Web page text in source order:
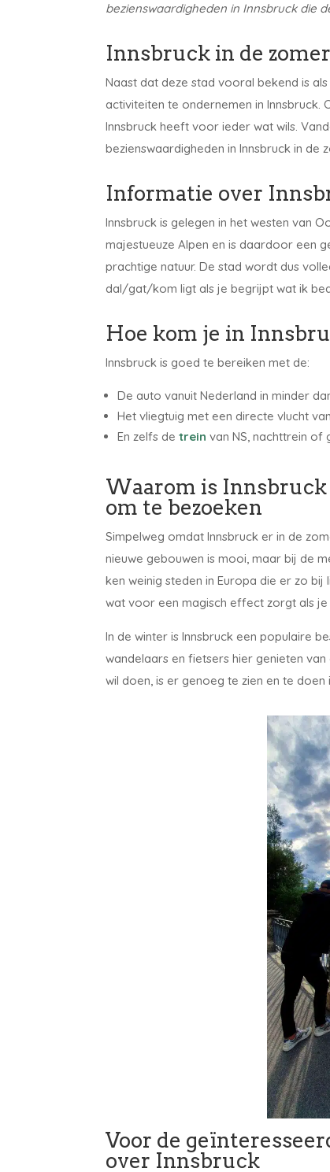
bezienswaardigheden in Innsbruck die
Innsbruck in de zomer
Naast dat deze stad vooral bekend is
activiteiten te ondernemen in Innsbruck.
Innsbruck heeft voor ieder wat wils.
bezienswaardigheden in Innsbruck in de
Informatie over
Innsbruck is gelegen in het westen van
majestueuze Alpen en is daardoor een
prachtige natuur. De stad wordt dus
dal/gat/kom ligt als je begrijpt wat ik
Hoe kom je in
Innsbruck is goed te bereiken met de:
De auto vanuit Nederland in minder
Het vliegtuig met een directe vlucht
En zelfs detrein van NS, nachttrein of
Waarom is Innsbruck
om te bezoeken
Simpelweg omdat Innsbruck er in de
nieuwe gebouwen is mooi, maar bij de
ken weinig steden in Europa die er zo
wat voor een magisch effect zorgt als
In de winter is Innsbruck een populaire
wandelaars en fietsers hier genieten
wil doen, is er genoeg te zien en te doen
Voor de
over Innsbruck